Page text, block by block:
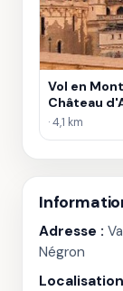
Vol en
Château
· 4,1 km
Adresse :
Négron